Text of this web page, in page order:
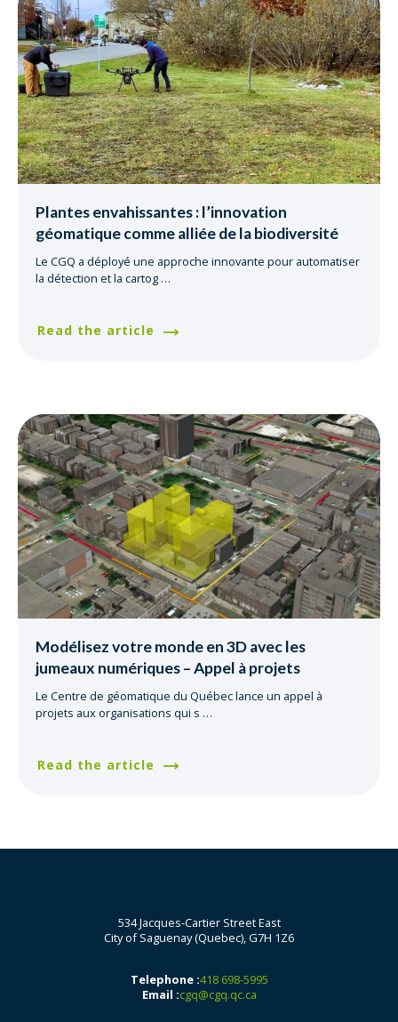
Plantes envahissantes : l’innovation
géomatique comme alliée de la biodiversité
Le CGQ a déployé une approche innovante pour automatiser
la détection et la cartog …
Read the article
Modélisez votre monde en 3D avec les
jumeaux numériques – Appel à projets
Le Centre de géomatique du Québec lance un appel à
projets aux organisations qui s …
Read the article
534 Jacques-Cartier Street East
City of Saguenay (Quebec), G7H 1Z6
Telephone :418 698-5995
Email :cgq@cgq.qc.ca